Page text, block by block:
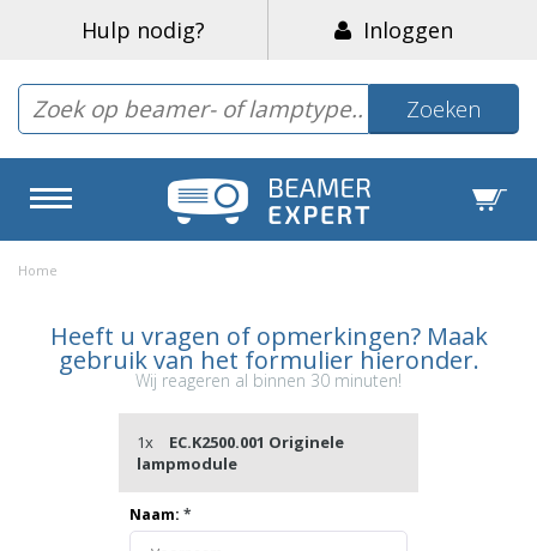
Hulp nodig? Inloggen
Zoeken
Home
Heeft u vragen of opmerkingen? Maak
gebruik van het formulier hieronder.
Wij reageren al binnen 30 minuten!
1x
EC.K2500.001 Originele
lampmodule
Naam: *